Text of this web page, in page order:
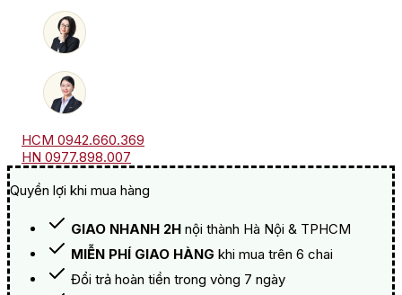
HCM 0942.660.369
HN 0977.898.007
Quyền lợi khi mua hàng
GIAO NHANH 2H nội thành Hà Nội & TPHCM
MIỄN PHÍ GIAO HÀNG khi mua trên 6 chai
Đổi trả hoàn tiền trong vòng 7 ngày